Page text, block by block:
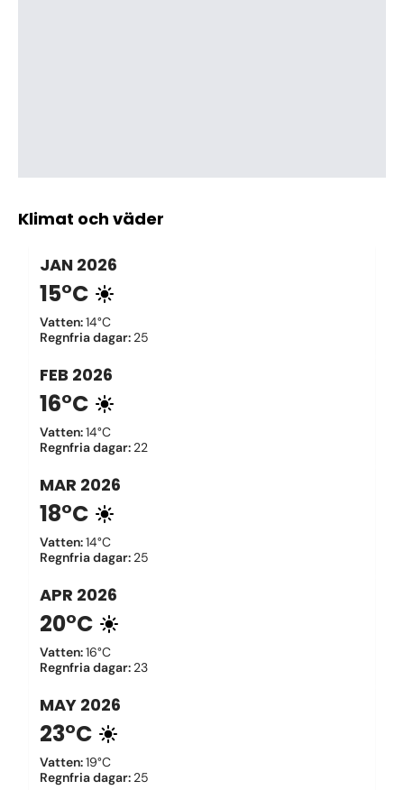
Klimat och väder
JAN 2026
15°C
Vatten:14°C
Regnfria dagar: 25
FEB 2026
16°C
Vatten:14°C
Regnfria dagar: 22
MAR 2026
18°C
Vatten:14°C
Regnfria dagar: 25
APR 2026
20°C
Vatten:16°C
Regnfria dagar: 23
MAY 2026
23°C
Vatten:19°C
Regnfria dagar: 25